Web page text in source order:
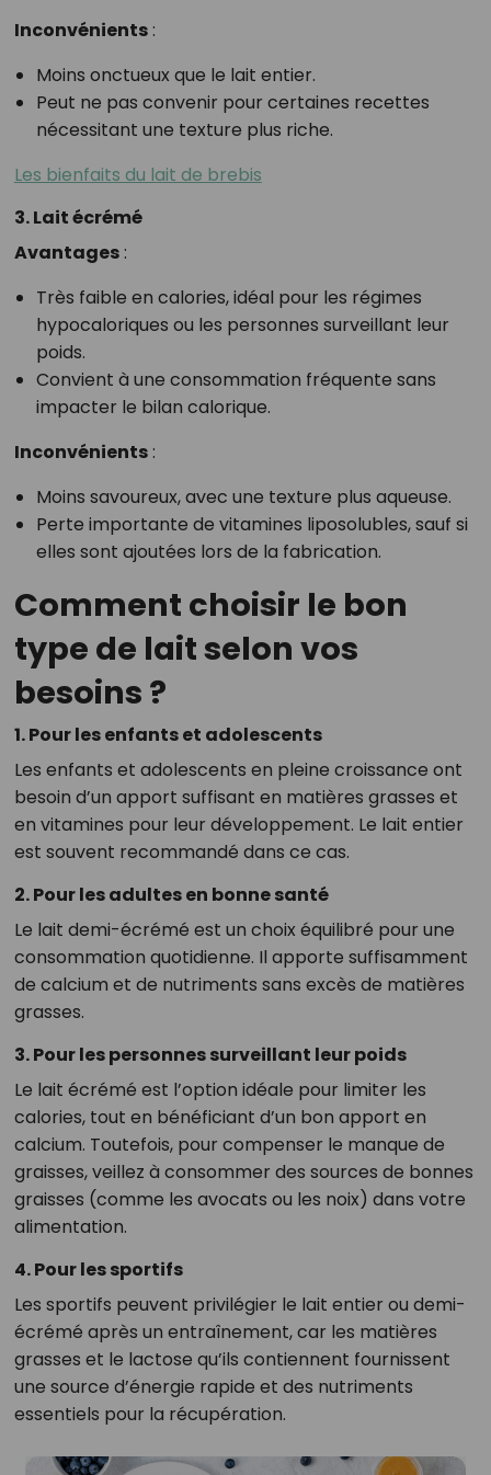
Inconvénients:
Moins onctueux que le lait entier.
Peut ne pas convenir pour certaines recettes
nécessitant une texture plus riche.
Les bienfaits du lait de brebis
3. Lait écrémé
Avantages:
Très faible en calories, idéal pour les régimes
hypocaloriques ou les personnes surveillant leur
poids.
Convient à une consommation fréquente sans
impacter le bilan calorique.
Inconvénients:
Moins savoureux, avec une texture plus aqueuse.
Perte importante de vitamines liposolubles, sauf si
elles sont ajoutées lors de la fabrication.
Comment choisir le bon
type de lait selon vos
besoins ?
1. Pour les enfants et adolescents
Les enfants et adolescents en pleine croissance ont
besoin d’un apport suffisant en matières grasses et
en vitamines pour leur développement. Le lait entier
est souvent recommandé dans ce cas.
2. Pour les adultes en bonne santé
Le lait demi-écrémé est un choix équilibré pour une
consommation quotidienne. Il apporte suffisamment
de calcium et de nutriments sans excès de matières
grasses.
3. Pour les personnes surveillant leur poids
Le lait écrémé est l’option idéale pour limiter les
calories, tout en bénéficiant d’un bon apport en
calcium. Toutefois, pour compenser le manque de
graisses, veillez à consommer des sources de bonnes
graisses (comme les avocats ou les noix) dans votre
alimentation.
4. Pour les sportifs
Les sportifs peuvent privilégier le lait entier ou demi-
écrémé après un entraînement, car les matières
grasses et le lactose qu’ils contiennent fournissent
une source d’énergie rapide et des nutriments
essentiels pour la récupération.